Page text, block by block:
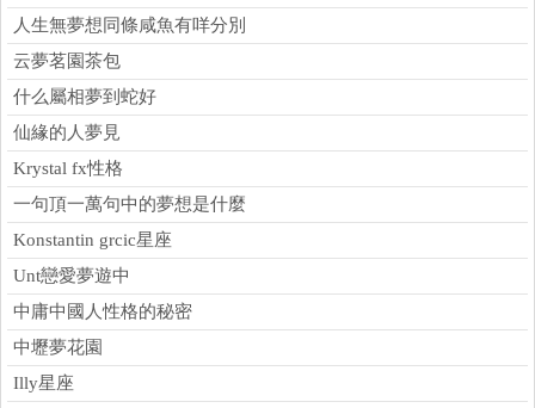
人生無夢想同條咸魚有咩分別
云夢茗園茶包
什么屬相夢到蛇好
仙緣的人夢見
Krystal fx性格
一句頂一萬句中的夢想是什麼
Konstantin grcic星座
Unt戀愛夢遊中
中庸中國人性格的秘密
中壢夢花園
Illy星座